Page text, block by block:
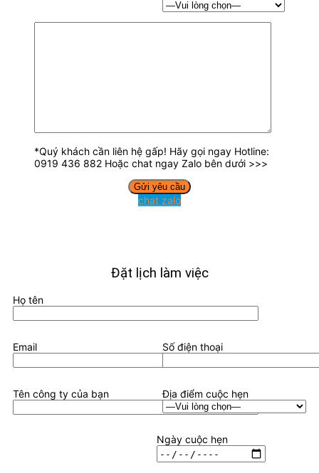
*Quý khách cần liên hệ gấp! Hãy gọi ngay Hotline:
0919 436 882 Hoặc chat ngay Zalo bên dưới >>>
chat zalo
Đặt lịch làm việc
Họ tên
Email Số điện thoại
Tên công ty của bạn Địa điểm cuộc hẹn
Ngày cuộc hẹn